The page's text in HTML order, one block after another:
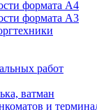
формата А4
формата А3
работ
ватман
и